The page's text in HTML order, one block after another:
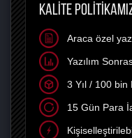
KALİTE
Araca özel
Yazılım
3 Yıl / 100
15 Gün Para